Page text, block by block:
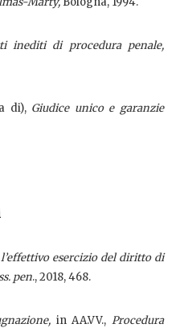
inediti di procedura penale,
di), Giudice unico e garanzie
esercizio del diritto di
pen., 2018, 468.
in AA.VV., Procedura